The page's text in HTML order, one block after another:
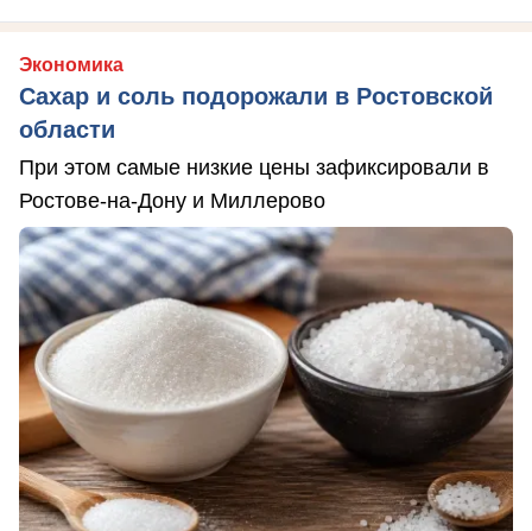
Экономика
Сахар и соль подорожали в Ростовской
области
При этом самые низкие цены зафиксировали в
Ростове-на-Дону и Миллерово